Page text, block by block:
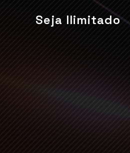
Seja Ilimitado